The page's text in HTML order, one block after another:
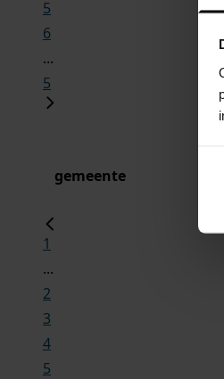
5
6
...
5
gemeente
1
...
2
3
4
5